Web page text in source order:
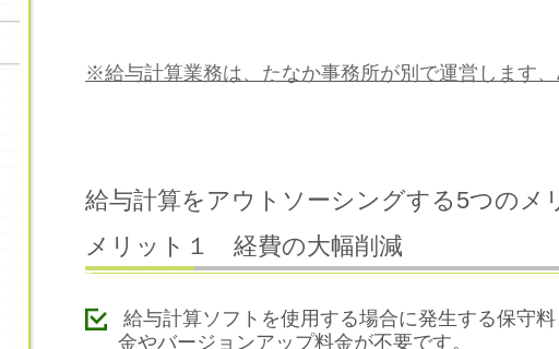
※給与計算業務は、たなか事務所が別で運営します
給与計算をアウトソーシングする5つのメ
メリット１ 経費の大幅削減
給与計算ソフトを使用する場合に発生する保守料
金やバージョンアップ料金が不要です。